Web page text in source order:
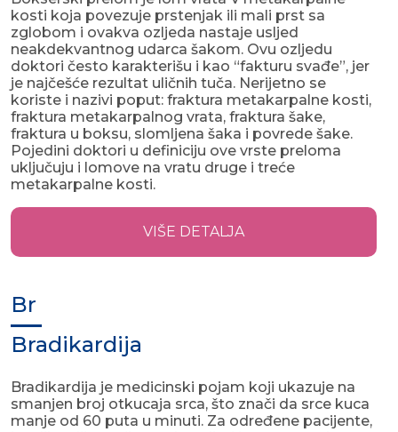
kosti koja povezuje prstenjak ili mali prst sa
zglobom i ovakva ozljeda nastaje usljed
neakdekvantnog udarca šakom. Ovu ozljedu
doktori često karakterišu i kao “fakturu svađe”, jer
je najčešće rezultat uličnih tuča. Nerijetno se
koriste i nazivi poput: fraktura metakarpalne kosti,
fraktura metakarpalnog vrata, fraktura šake,
fraktura u boksu, slomljena šaka i povrede šake.
Pojedini doktori u definiciju ove vrste preloma
uključuju i lomove na vratu druge i treće
metakarpalne kosti.
VIŠE DETALJA
Br
Bradikardija
Bradikardija je medicinski pojam koji ukazuje na
smanjen broj otkucaja srca, što znači da srce kuca
manje od 60 puta u minuti. Za određene pacijente,